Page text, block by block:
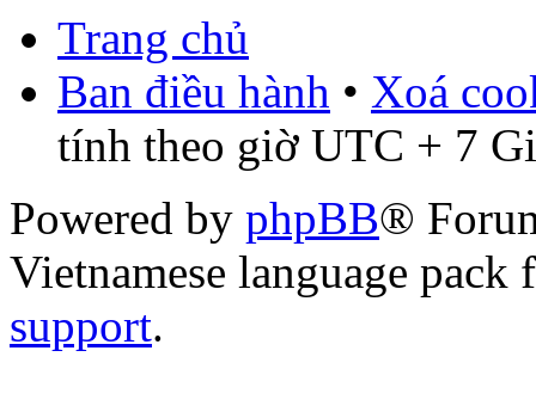
Trang chủ
Ban điều hành • Xoá
tính theo giờ UTC + 7
Powered by phpBB®
Vietnamese language
support.